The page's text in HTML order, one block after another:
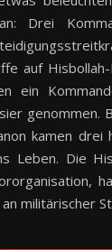
Drei
auf
ein
genommen.
kamen drei
Leben. Die
an militärischer